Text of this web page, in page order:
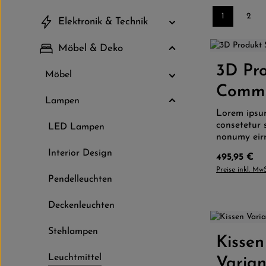
Elektronik & Technik
Möbel & Deko
Möbel
Lampen
LED Lampen
Interior Design
Pendelleuchten
Deckenleuchten
Stehlampen
Leuchtmittel
1 2
3D
Lorem
consetetur
nonumy
erat, sed
et
dolor sit
tempor
magna
Regulärer
495,95 €
Preise inkl.
Kissen